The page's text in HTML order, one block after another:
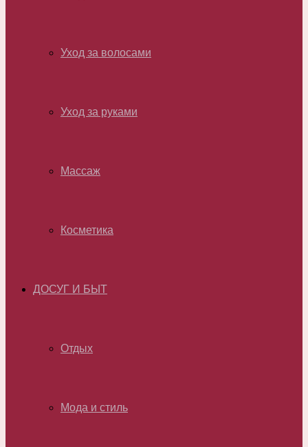
Уход за волосами
Уход за руками
Массаж
Косметика
ДОСУГ И БЫТ
Отдых
Мода и стиль